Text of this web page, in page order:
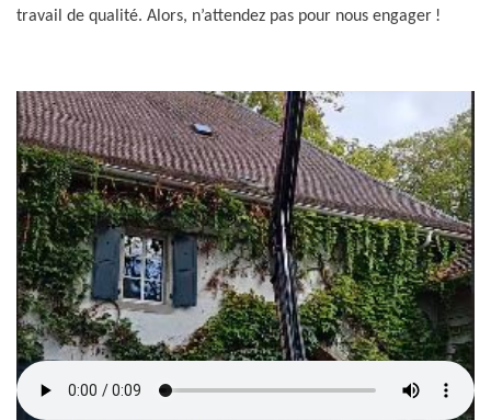
travail de qualité. Alors, n’attendez pas pour nous engager !